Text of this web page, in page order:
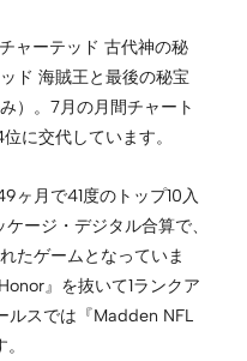
ャーテッド 古代神の秘
ド 海賊王と最後の秘宝
）。7月の月間チャート
に交代しています。
ヶ月で41度のトップ10入
ージ・デジタル合算で、
たゲームとなっていま
』を抜いて1ランクア
ルスでは『Madden NFL